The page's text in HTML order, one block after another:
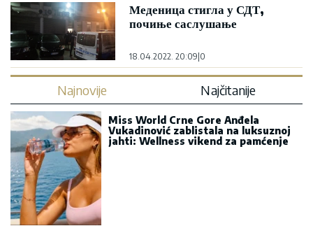
Меденица стигла у СДТ,
почиње саслушање
18.04.2022. 20:09 0
Najnovije Najčitanije
Miss World Crne Gore Anđela
Vukadinović zablistala na luksuznoj
jahti: Wellness vikend za pamćenje